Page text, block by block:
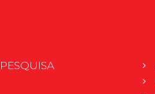
PESQUISA